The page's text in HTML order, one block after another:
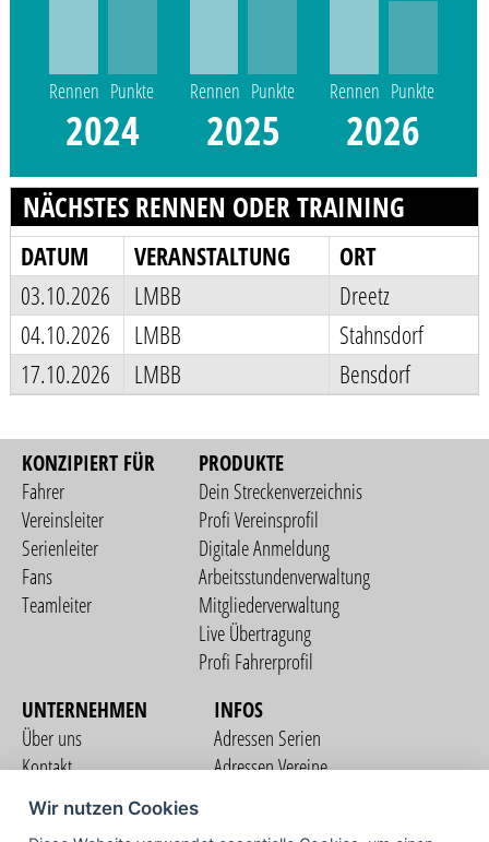
Rennen Punkte
2024
Rennen Punkte
2025
Rennen Punkte
2026
NÄCHSTES RENNEN ODER TRAINING
DATUM VERANSTALTUNG
ORT
03.10.2026
LMBB
Dreetz
04.10.2026
LMBB
Stahnsdorf
17.10.2026
LMBB Bensdorf
KONZIPIERT FÜR
Fahrer
Vereinsleiter
Serienleiter
Fans
Teamleiter
PRODUKTE
Dein Streckenverzeichnis
Profi Vereinsprofil
Digitale Anmeldung
Arbeitsstundenverwaltung
Mitgliederverwaltung
Live Übertragung
Profi Fahrerprofil
UNTERNEHMEN
Über uns
Kontakt
Nutzungsbedingungen
Datenschutzerklärung
INFOS
Adressen Serien
Adressen Vereine
Wir nutzen Cookies